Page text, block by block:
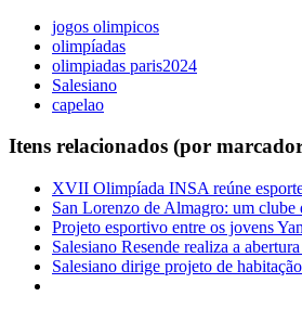
jogos olimpicos
olimpíadas
olimpiadas paris2024
Salesiano
capelao
Itens relacionados (por
XVII Olimpíada INSA reúne
San Lorenzo de Almagro: um clube
Projeto esportivo entre os jovens
Salesiano Resende realiza a
Salesiano dirige projeto de